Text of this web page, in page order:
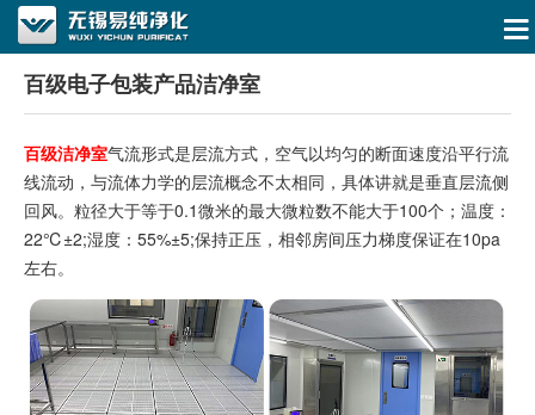
百级电子包装产品洁净室
百级洁净室气流形式是层流方式，空气以均匀的断面速度沿平行流
线流动，与流体力学的层流概念不太相同，具体讲就是垂直层流侧
回风。粒径大于等于0.1微米的最大微粒数不能大于100个；温度：
22℃±2;湿度：55%±5;保持正压，相邻房间压力梯度保证在10pa
左右。